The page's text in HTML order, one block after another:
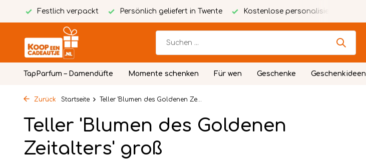
Festlich verpackt Persönlich geliefert in Twente Kostenlose personalisierte Karte
TapParfum – Damendüfte Momente schenken Für wen Geschenke Geschenkideen
Zurück Startseite Teller 'Blumen des Goldenen Ze...
Teller 'Blumen des Goldenen
Zeitalters' groß